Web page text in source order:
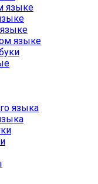
языке
языке
языка